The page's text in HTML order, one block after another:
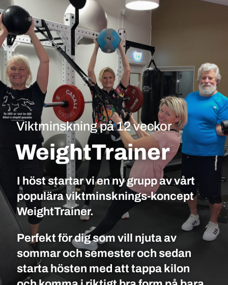
Viktminskning på 12 veckor
WeightTrainer
I höst startar vi en ny grupp av vårt
populära viktminsknings-koncept
WeightTrainer.
Perfekt för dig som vill njuta av
sommar och semester och sedan
starta hösten med att tappa kilon